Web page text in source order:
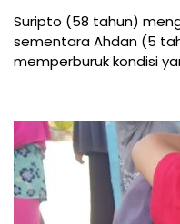
Suripto (58 tahun)
sementara Ahdan (5
memperburuk kondisi